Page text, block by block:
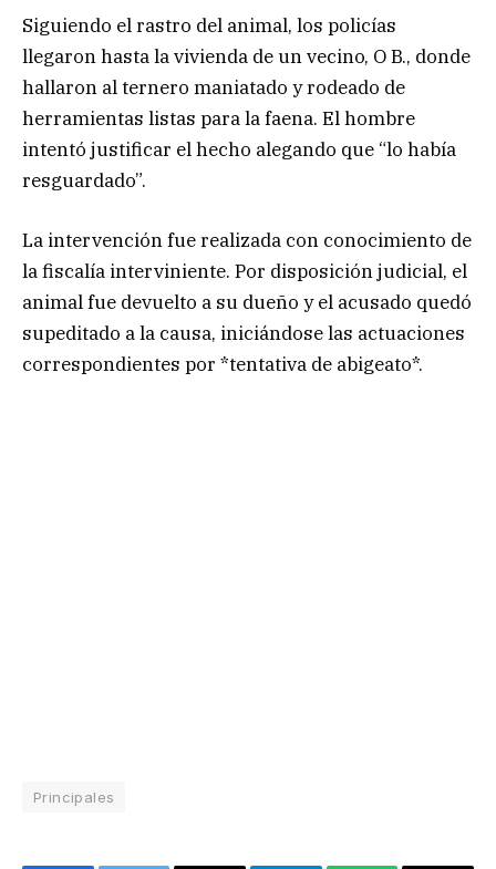
Siguiendo el rastro del animal, los policías
llegaron hasta la vivienda de un vecino, O B., donde
hallaron al ternero maniatado y rodeado de
herramientas listas para la faena. El hombre
intentó justificar el hecho alegando que “lo había
resguardado”.
La intervención fue realizada con conocimiento de
la fiscalía interviniente. Por disposición judicial, el
animal fue devuelto a su dueño y el acusado quedó
supeditado a la causa, iniciándose las actuaciones
correspondientes por *tentativa de abigeato*.
Principales